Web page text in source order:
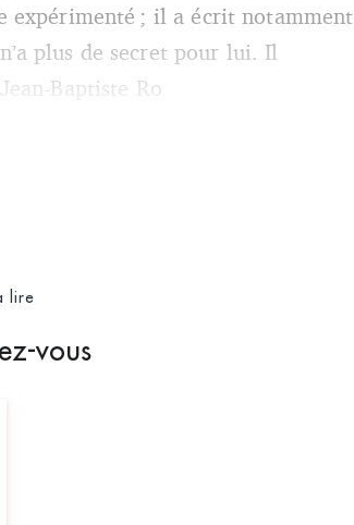
expérimenté ; il a écrit notamment
plus de secret pour lui. Il
Baptiste Ro
lire
vous